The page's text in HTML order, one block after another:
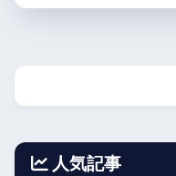
人気記事